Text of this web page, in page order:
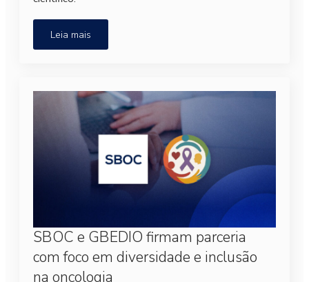
Leia mais
SBOC e GBEDIO firmam parceria
com foco em diversidade e inclusão
na oncologia